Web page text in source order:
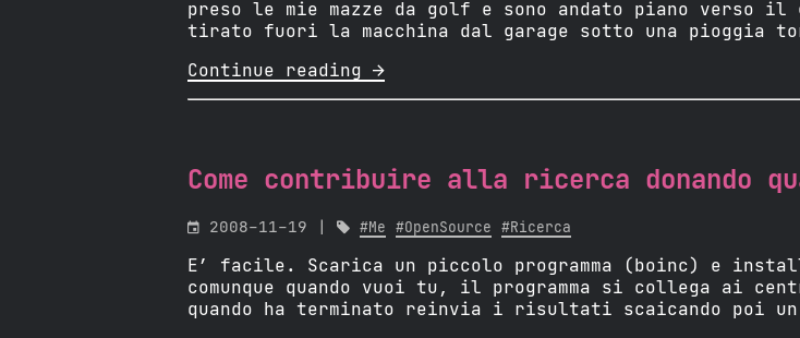
preso le mie mazze da golf e sono andato piano verso il
tirato fuori la macchina dal garage sotto una pioggia
Continue reading 
Come contribuire alla ricerca donando
 2008-11-19 |  #Me #OpenSource #Ricerca
E’ facile. Scarica un piccolo programma (boinc) e
comunque quando vuoi tu, il programma si collega ai
quando ha terminato reinvia i risultati scaicando poi un